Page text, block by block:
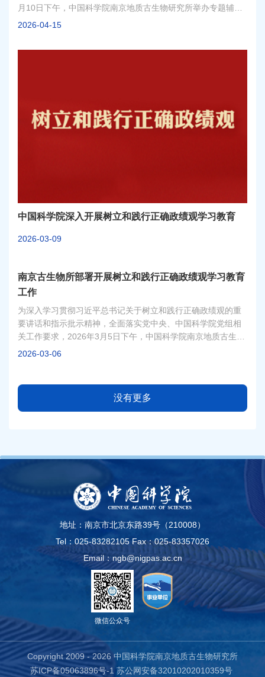
月10日下午，中国科学院南京地质古生物研究所举办专题辅导
报告会，特邀中共江苏省委党校谌玉洁教授作专题报告。所党
2026-04-15
中国科学院深入开展树立和践行正确政绩观学习教育
2026-03-09
南京古生物所部署开展树立和践行正确政绩观学习教育
工作
为深入学习贯彻习近平总书记关于树立和践行正确政绩观的重
要讲话和指示批示精神，全面落实党中央、中国科学院党组相
关工作要求，2026年3月5日下午，中国科学院南京地质古生物
研究所在行政楼一楼会议室开展树立和践行正确政绩观学习教
持会议。
2026-03-06
没有更多
地址：南京市北京东路39号（210008）
Tel：025-83282105 Fax：025-83357026
Email：ngb@nigpas.ac.cn
微信公众号
Copyright 2009 -2026 中国科学院南京地质古生物研究所
苏ICP备05063896号-1 苏公网安备32010202010359号